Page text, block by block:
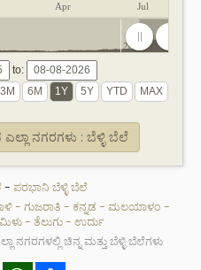
Apr Jul
2025
to:
ನಗರಗಳು : ಬೆಳ್ಳಿ ಬೆಲೆ
- ಪರಭಾನಿ ಬೆಳ್ಳಿ ಬೆಲೆ
- ಗುಜರಾತಿ - ಕನ್ನಡ - ಮಲಯಾಳಂ -
- ತೆಲುಗು- ಉರ್ದು
ನಗರಗಳಲ್ಲಿ ಚಿನ್ನ ಮತ್ತು ಬೆಳ್ಳಿ ಬೆಲೆಗಳು